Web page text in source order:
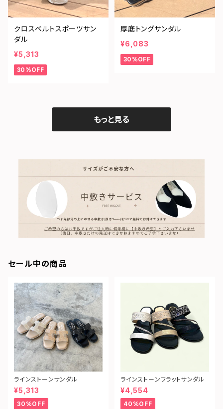
クロスベルトスポーツサン
ダル
¥5,313
30%OFF
厚底トングサンダル
¥6,083
30%OFF
もっと見る
セール中の商品
ラインストーンサンダル
¥5,313
30%OFF
ラインストーンフラットサンダル
¥4,554
40%OFF